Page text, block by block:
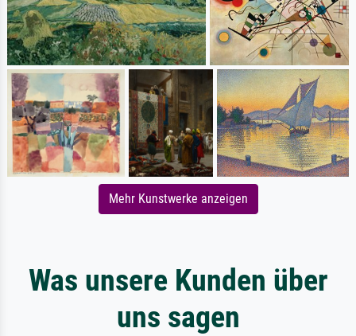
Mehr Kunstwerke anzeigen
Was unsere Kunden über
uns sagen